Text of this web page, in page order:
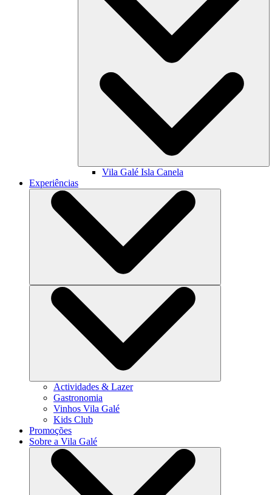
Vila Galé Isla Canela
Experiências
Actividades & Lazer
Gastronomia
Vinhos Vila Galé
Kids Club
Promoções
Sobre a Vila Galé